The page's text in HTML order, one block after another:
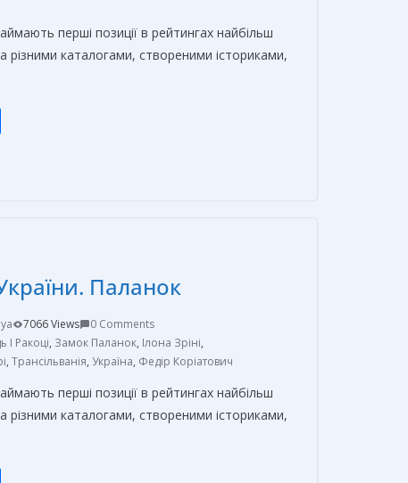
перші позиції в рейтингах найбільш
різними каталогами, створеними істориками,
и
т
ь
Паланок
7066 Views
0 Comments
I Ракоці, Замок Паланок, Ілона Зріні,
, Трансільванія, Україна, Федір Коріатович
перші позиції в рейтингах найбільш
різними каталогами, створеними істориками,